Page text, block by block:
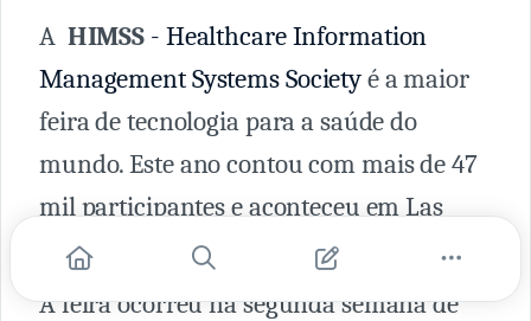
A HIMSS - Healthcare Information
Management Systems Societyé a maior
feira de tecnologia para a saúde do
mundo. Este ano contou com mais de 47
mil participantes e aconteceu em Las
Vegas.
A feira ocorreu na segunda semana de